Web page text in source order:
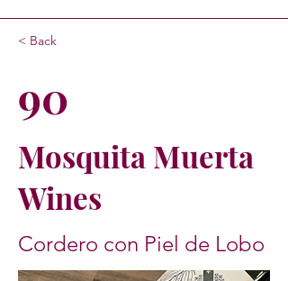
< Back
90
Mosquita Muerta
Wines
Cordero con Piel de Lobo